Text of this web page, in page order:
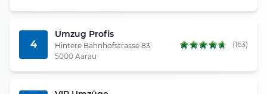
4
Umzug Profis
Hintere Bahnhofstrasse 83
5000 Aarau
(163)